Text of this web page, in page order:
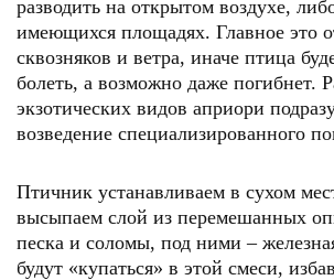
разводить на открытом воздухе,
имеющихся площадях. Главное это
сквозняков и ветра, иначе птица
болеть, а возможно даже погибнет.
экзотических видов априори
возведение специализированного
Птичник устанавливаем в сухом
высыпаем слой из перемешанных
песка и соломы, под ними –
будут «купаться» в этой смеси,